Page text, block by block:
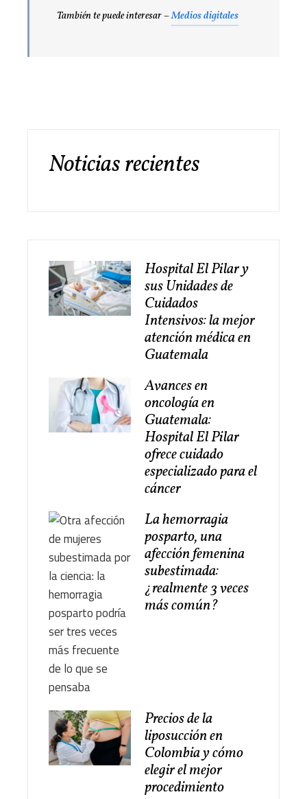
También te puede interesar –Medios digitales
Noticias recientes
Hospital El Pilar y
sus Unidades de
Cuidados
Intensivos: la mejor
atención médica en
Guatemala
Avances en
oncología en
Guatemala:
Hospital El Pilar
ofrece cuidado
especializado para el
cáncer
La hemorragia
posparto, una
afección femenina
subestimada:
¿realmente 3 veces
más común?
Precios de la
liposucción en
Colombia y cómo
elegir el mejor
procedimiento